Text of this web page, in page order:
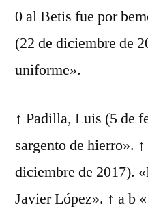
0 al Betis fue por
(22 de diciembre de
uniforme».
↑ Padilla, Luis (5 de
sargento de hierro».
diciembre de 2017).
Javier López». ↑ a b